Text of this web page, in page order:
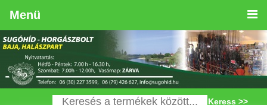
Menü
Keress >>